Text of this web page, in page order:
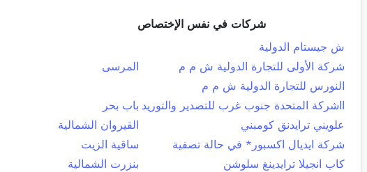
شركات في نفس الإختصاص
ش جيستام الدولية
شركة الأولى للتجارة الدولية ش م م
المرسى
النورس للتجارة الدولية ش م م
ااشركة المتحدة جنوب غرب للتصدير والتوريد باب بحر
علويني ترايدنق كومبني
القيروان الشمالية
شركة ايديال اكسبور* في حالة تصفية
ساقية الزيت
كاب انجيلا ترايدينغ سلوشن
بنزرت الشمالية